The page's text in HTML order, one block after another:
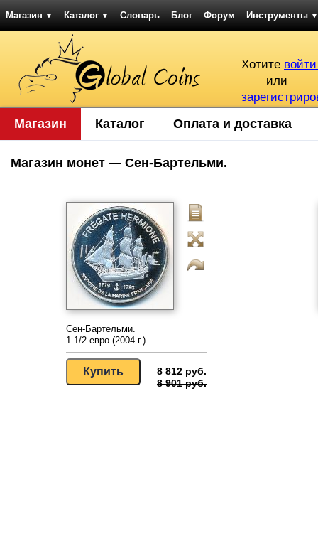
Магазин ▼ Каталог ▼ Словарь Блог Форум Инструменты ▼
Хотите
или
Магазин Каталог Оплата и доставка
Магазин монет — Сен-Бартельми.
Сен-Бартельми.
1 1/2 евро (2004 г.)
8 812 руб.
8 901 руб.